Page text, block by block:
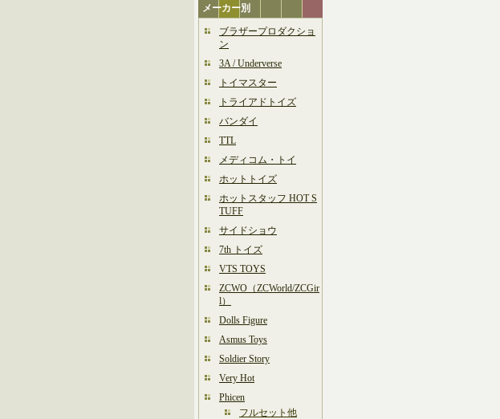
メーカー別
ブラザープロダクショ
ン
3A / Underverse
トイマスター
トライアドトイズ
バンダイ
TTL
メディコム・トイ
ホットトイズ
ホットスタッフ HOT S
TUFF
サイドショウ
7th トイズ
VTS TOYS
ZCWO（ZCWorld/ZCGir
l）
Dolls Figure
Asmus Toys
Soldier Story
Very Hot
Phicen
フルセット他